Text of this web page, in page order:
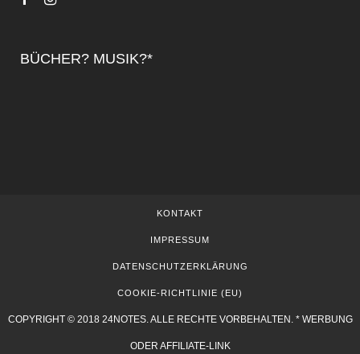
BÜCHER? MUSIK?*
KONTAKT
IMPRESSUM
DATENSCHUTZERKLÄRUNG
COOKIE-RICHTLINIE (EU)
COPYRIGHT © 2018 24NOTES. ALLE RECHTE VORBEHALTEN. * WERBUNG
ODER AFFILIATE-LINK